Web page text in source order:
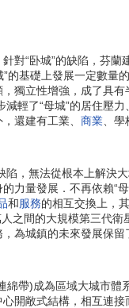
“卧城”的缺陷，芬蘭
的基礎上發展一定數量的
獨立性增強，成了具
輕了“母城”的居住壓力、
還建有工業、 商業 、
，無法從根本上解決
量發展．不再依賴“
和服務的相互交換上，
之間的大規模第三代
為城鎮的未來發展保留
綿帶)成為區域大城市體
開敞式結構，相互連